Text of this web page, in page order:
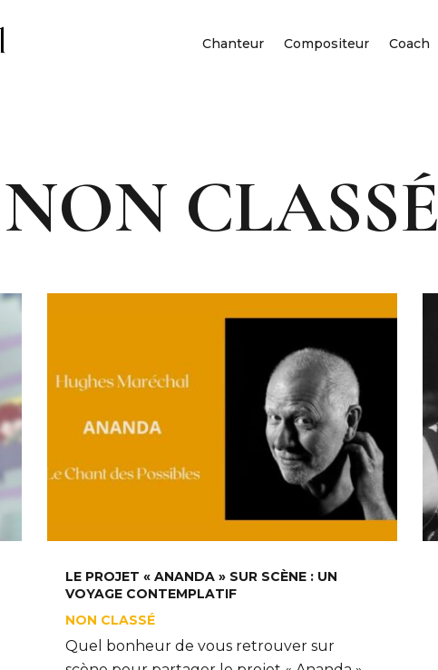
Chanteur Compositeur Coach
NON CLASSÉ
LE PROJET « ANANDA » SUR SCÈNE : UN
VOYAGE CONTEMPLATIF
NON CLASSÉ
Quel bonheur de vous retrouver sur